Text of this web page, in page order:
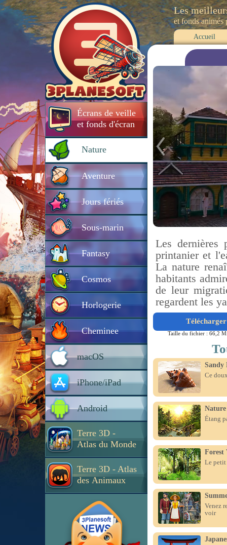
Écrans de veille
et fonds d'écran
Nature
Aventure
Jours fériés
Sous-marin
Fantasy
Cosmos
Horlogerie
Cheminee
macOS
iPhone/iPad
Android
Terre 3D -
Atlas du Monde
Terre 3D - Atlas
des Animaux
Les
et fonds
Accueil
Les dernières
printanier et
La nature
habitants
de leur
regardent les
Taille du fichier : 66,2
Sandy
Ce
Nature
Étang
Forest
Le petit
Venez
voir